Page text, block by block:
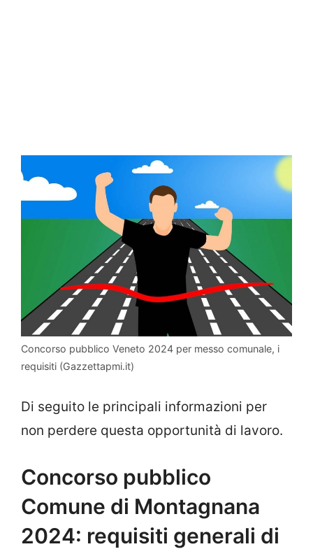
Concorso pubblico Veneto 2024 per messo comunale, i
requisiti (Gazzettapmi.it)
Di seguito le principali informazioni per
non perdere questa opportunità di lavoro.
Concorso pubblico
Comune di Montagnana
2024: requisiti generali di